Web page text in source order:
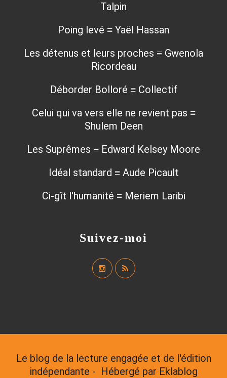
Suivez-moi
Talpin
Poing levé ≡ Yaël Hassan
Les détenus et leurs proches ≡ Gwenola
Ricordeau
Déborder Bolloré ≡ Collectif
Celui qui va vers elle ne revient pas ≡
Shulem Deen
Les Suprêmes ≡ Edward Kelsey Moore
Idéal standard ≡ Aude Picault
Ci-gît l'humanité ≡ Meriem Laribi
Le blog de la lecture engagée et de l'édition
indépendante - Hébergé par Eklablog